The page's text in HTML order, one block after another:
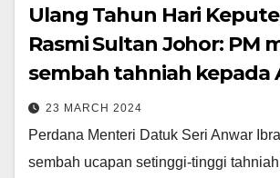
Ulang Tahun Hari
Rasmi Sultan Johor: PM
sembah tahniah kepada
23 MARCH 2024
Perdana Menteri Datuk Seri Anwar
sembah ucapan setinggi-tinggi